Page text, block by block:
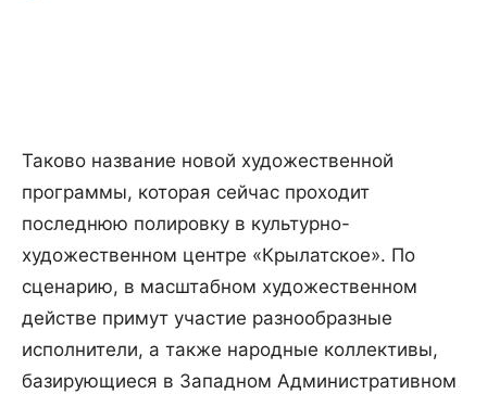
Таково название новой художественной
программы, которая сейчас проходит
последнюю полировку в культурно-
художественном центре «Крылатское». По
сценарию, в масштабном художественном
действе примут участие разнообразные
исполнители, а также народные коллективы,
базирующиеся в Западном Административном